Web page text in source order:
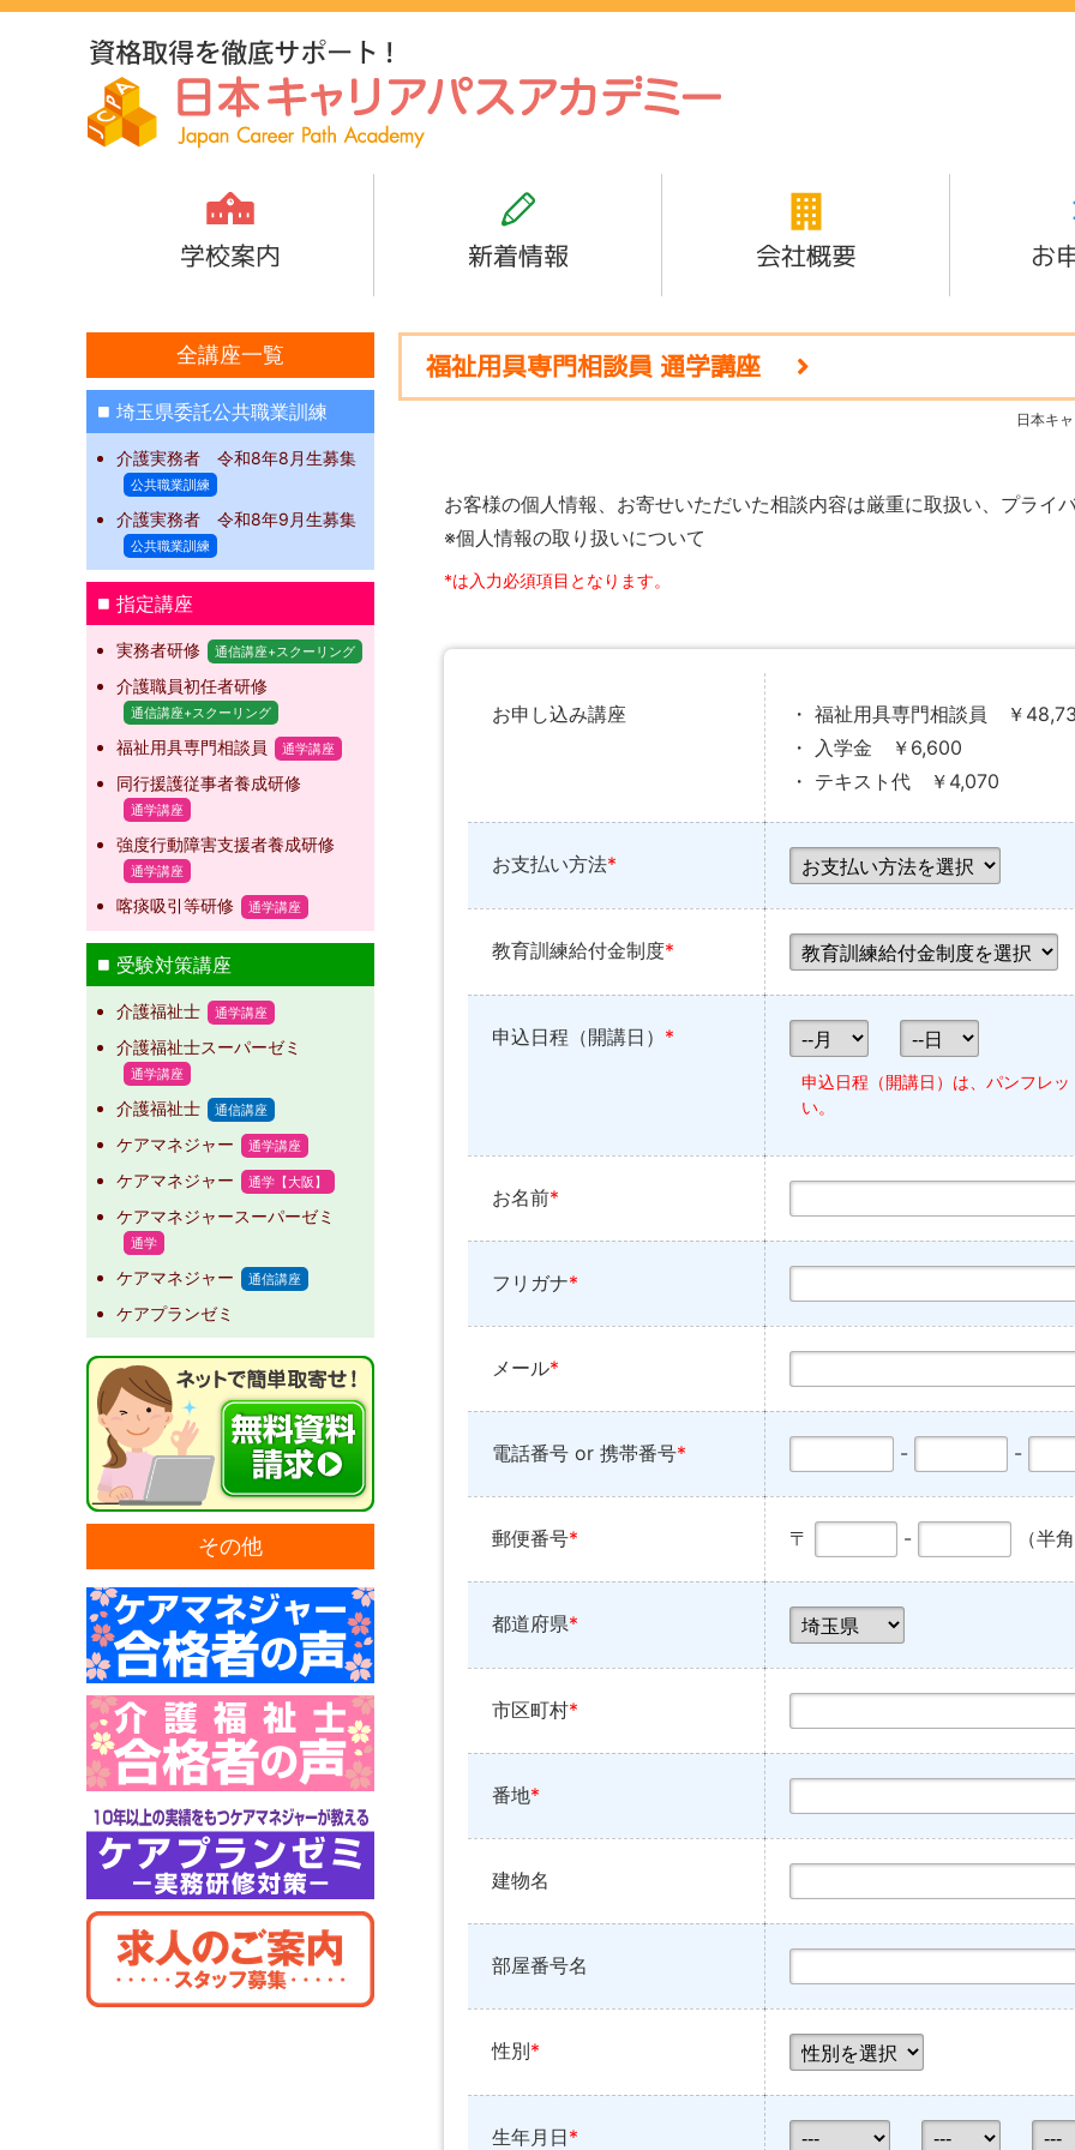
学校案内 新着情報 会社概要 お
福祉用具専門相談員 通学講座
日本キ
お客様の個人情報、お寄せいただいた相談内容は厳重に取扱い、プライ
※個人情報の取り扱いについて
*は入力必須項目となります。
お申し込み講座
・ 福祉用具専門相談員 ￥
・ 入学金 ￥6,600
・ テキスト代 ￥4,070
お支払い方法*
教育訓練給付金制度*
申込日程（開講日） *
申込日程（開講日）は、パンフレ
い。
お名前*
フリガナ*
メール*
電話番号 or 携帯番号* - -
郵便番号* 〒 - （半
都道府県*
市区町村*
番地*
建物名
部屋番号名
性別*
生年月日*
全講座一覧
埼玉県委託公共職業訓練
介護実務者 令和8年8月生募集
公共職業訓練
介護実務者 令和8年9月生募集
公共職業訓練
指定講座
実務者研修 通信講座+スクーリング
介護職員初任者研修
通信講座+スクーリング
福祉用具専門相談員 通学講座
同行援護従事者養成研修
通学講座
強度行動障害支援者養成研修
通学講座
喀痰吸引等研修 通学講座
受験対策講座
介護福祉士 通学講座
介護福祉士スーパーゼミ
通学講座
介護福祉士 通信講座
ケアマネジャー 通学講座
ケアマネジャー 通学【大阪】
ケアマネジャースーパーゼミ
通学
ケアマネジャー 通信講座
ケアプランゼミ
その他